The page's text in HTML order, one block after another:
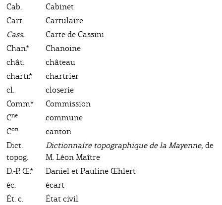
Cab.
Cabinet
Cart.
Cartulaire
Cass.
Carte de Cassini
Chan.*
Chanoine
chât.
château
chartr.*
chartrier
cl.
closerie
Comm.*
Commission
Cne
commune
Con
canton
Dict.
topog.
Dictionnaire topographique de la Mayenne, de
M. Léon Maître
D.-P. Œ.*
Daniel et Pauline Œhlert
éc.
écart
Ét. c.
État civil